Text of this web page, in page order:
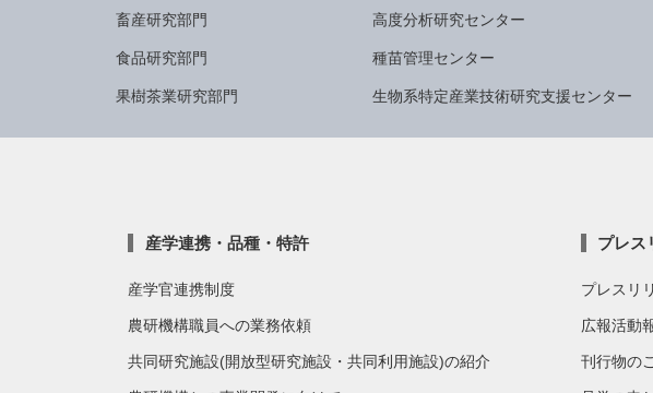
畜産研究部門
食品研究部門
果樹茶業研究部門
高度分析研究センター
種苗管理センター
生物系特定産業技術研究支援センター
産学連携・品種・特許
産学官連携制度
農研機構職員への業務依頼
共同研究施設(開放型研究施設・共同利用施設)の紹介
プレス
プレスリ
広報活動
刊行物の